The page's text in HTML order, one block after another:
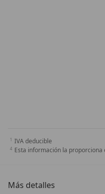
IVA deducible
Esta información la
Más detalles